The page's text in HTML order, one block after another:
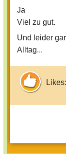
-er gibt
-Ihr
-
....und
Ja
Viel zu gut.
Und leider
Alltag...